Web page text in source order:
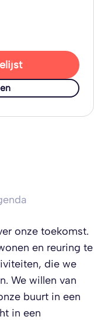
onze toekomst.
en reuring te
die we
We willen van
buurt in een
in een